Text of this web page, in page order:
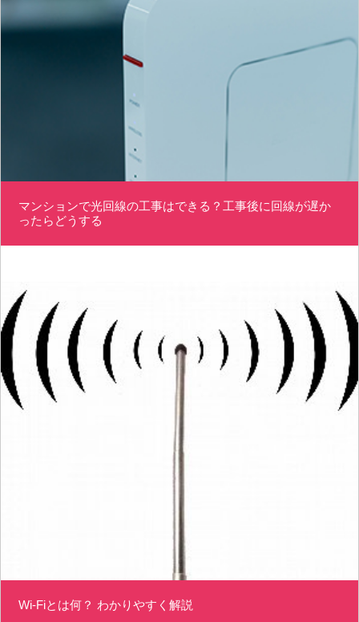
マンションで光回線の工事はできる？工事後に回線が遅か
ったらどうする
Wi-Fiとは何？ わかりやすく解説